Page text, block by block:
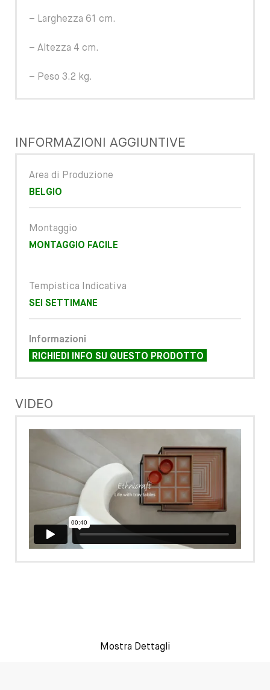
– Larghezza 61 cm.
– Altezza 4 cm.
– Peso 3.2 kg.
INFORMAZIONI AGGIUNTIVE
Area di Produzione
BELGIO
Montaggio
MONTAGGIO FACILE
Tempistica Indicativa
SEI SETTIMANE
Informazioni
RICHIEDI INFO SU QUESTO PRODOTTO
VIDEO
Mostra Dettagli